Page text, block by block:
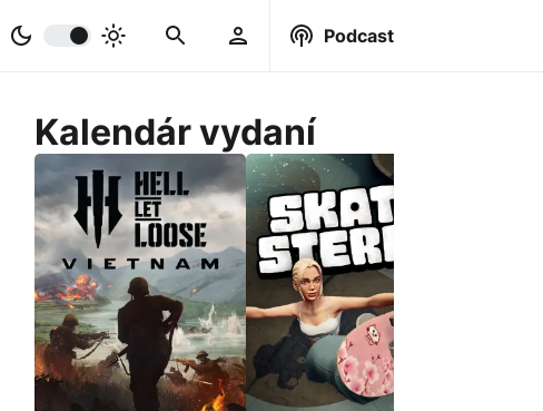
Podcast
Kalendár vydaní